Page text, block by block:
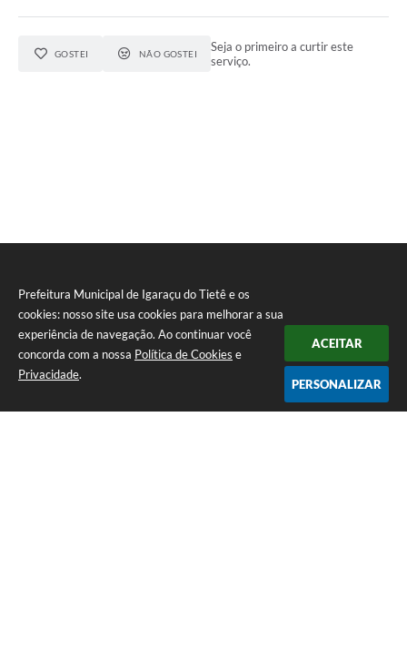
Prefeitura Municipal de Igaraçu do Tietê e os
cookies: nosso site usa cookies para melhorar a sua
experiência de navegação. Ao continuar você
concorda com a nossa Política de Cookies e
Privacidade.
ACEITAR
PERSONALIZAR
GOSTEI NÃO GOSTEI
Seja o primeiro a curtir este
serviço.